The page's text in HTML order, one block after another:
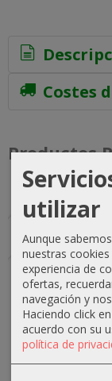
Costes
Productos
Agotado-5 %
Betrayal: La
Casa de la
Colina 3ª...
47,88 €
50,40 €
utilizar
Aunque
nuestras
experiencia de
ofertas,
navegación y
Haciendo click
acuerdo con su
política de